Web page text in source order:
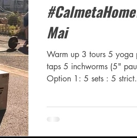
Mai
Warm up 3 tours 5 yoga
taps 5 inchworms (5"
Option 1: 5 sets : 5